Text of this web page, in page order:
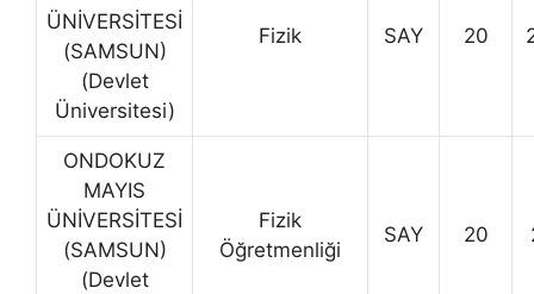
ÜNİVERSİTESİ
(SAMSUN)
(Devlet
Üniversitesi)
Fizik SAY 20
ONDOKUZ
MAYIS
ÜNİVERSİTESİ
(SAMSUN)
(Devlet
Fizik
Öğretmenliği
SAY 20